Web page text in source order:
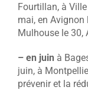
Fourtillan, à
mai, en Avignon
Mulhouse le 30,
– en juin à
juin, à
prévenir et la